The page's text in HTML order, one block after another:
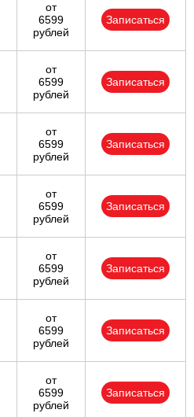
от
6599
рублей
Записаться
от
6599
рублей
Записаться
от
6599
рублей
Записаться
от
6599
рублей
Записаться
от
6599
рублей
Записаться
от
6599
рублей
Записаться
от
6599
рублей
Записаться